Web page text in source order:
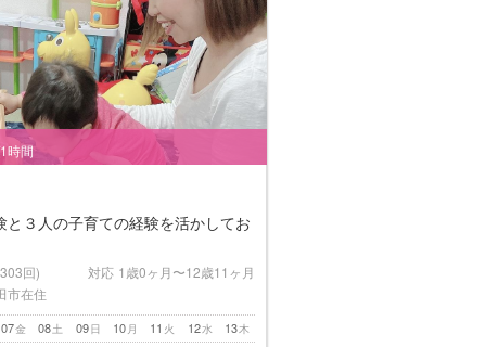
時間
と３人の子育ての経験を活かしてお
回) 対応 1歳0ヶ月〜12歳11ヶ月
市在住
金
07 土
08 日
09 月
10 火
11 水
12 木
13